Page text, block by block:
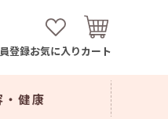
登録お気に入りカート
・健康